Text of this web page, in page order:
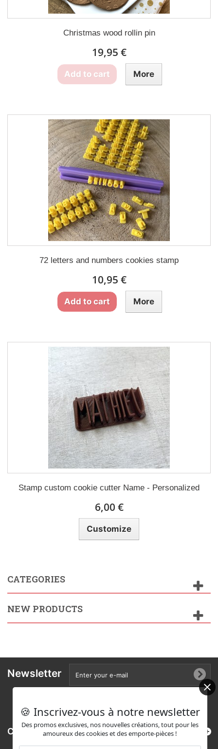
Christmas wood rollin pin
19,95 €
Add to cart More
72 letters and numbers cookies stamp
10,95 €
Add to cart More
Stamp custom cookie cutter Name - Personalized
6,00 €
Customize
CATEGORIES
NEW PRODUCTS
Newsletter
Categories
🍪 Inscrivez-vous à notre newsletter
Des promos exclusives, nos nouvelles créations, tout pour les
amoureux des cookies et des emporte-pièces !